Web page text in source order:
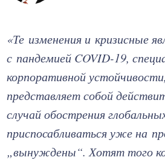
«Те изменения и кризисные
с пандемией COVID-19,
корпоративной
представляет собой
случай обострения
приспосабливаться уже на
„вынуждены“. Хотят того